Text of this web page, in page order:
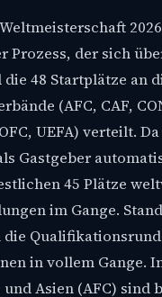
Prozess, der sich
48 Startplätze an
(AFC, CAF,
UEFA) verteilt.
Gastgeber
45 Plätze
im Gange.
in vollem Gange.
und Asien (AFC) sind